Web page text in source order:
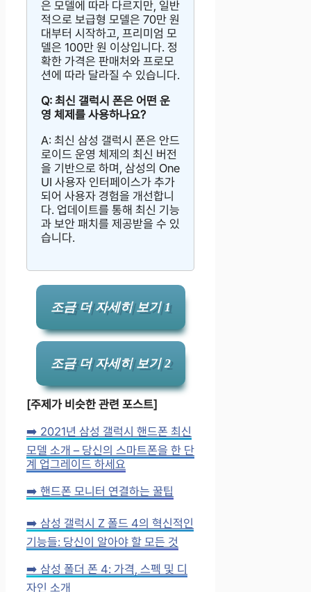
은 모델에 따라 다르지만, 일반
적으로 보급형 모델은 70만 원
대부터 시작하고, 프리미엄 모
델은 100만 원 이상입니다. 정
확한 가격은 판매처와 프로모
션에 따라 달라질 수 있습니다.
Q: 최신 갤럭시 폰은 어떤 운
영 체제를 사용하나요?
A: 최신 삼성 갤럭시 폰은 안드
로이드 운영 체제의 최신 버전
을 기반으로 하며, 삼성의 One
UI 사용자 인터페이스가 추가
되어 사용자 경험을 개선합니
다. 업데이트를 통해 최신 기능
과 보안 패치를 제공받을 수 있
습니다.
조금 더 자세히 보기 1
조금 더 자세히 보기 2
[주제가 비슷한 관련 포스트]
➡️ 2021년 삼성 갤럭시 핸드폰 최신
모델 소개 – 당신의 스마트폰을 한 단
계 업그레이드 하세요
➡️ 핸드폰 모니터 연결하는 꿀팁
➡️ 삼성 갤럭시 Z 폴드 4의 혁신적인
기능들: 당신이 알아야 할 모든 것
➡️ 삼성 폴더 폰 4: 가격, 스펙 및 디
자인 소개